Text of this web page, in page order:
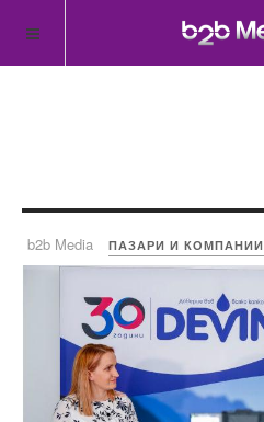
b2b Media ПАЗАРИ И КОМПАНИИ